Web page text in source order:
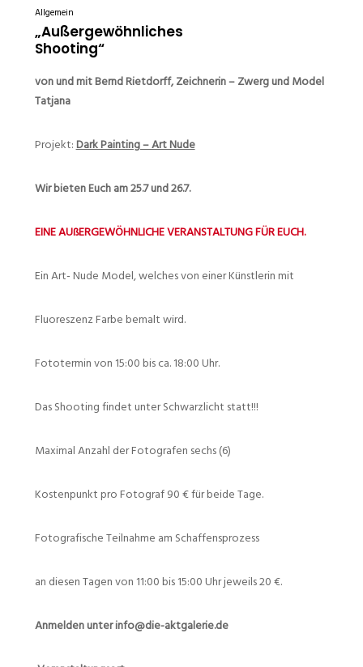
Allgemein
„Außergewöhnliches
Shooting“
von und mit Bernd Rietdorff, Zeichnerin – Zwerg und Model
Tatjana
Projekt:Dark Painting – Art Nude
Wir bieten Euch am 25.7 und 26.7.
EINE AUßERGEWÖHNLICHE VERANSTALTUNG FÜR EUCH.
Ein Art- Nude Model, welches von einer Künstlerin mit
Fluoreszenz Farbe bemalt wird.
Fototermin von 15:00 bis ca. 18:00 Uhr.
Das Shooting findet unter Schwarzlicht statt!!!
Maximal Anzahl der Fotografen sechs (6)
Kostenpunkt pro Fotograf 90 € für beide Tage.
Fotografische Teilnahme am Schaffensprozess
an diesen Tagen von 11:00 bis 15:00 Uhr jeweils 20 €.
Anmelden unter info@die-aktgalerie.de